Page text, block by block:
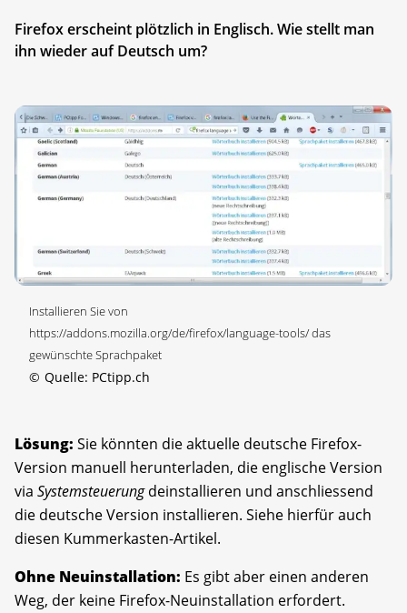
Firefox erscheint plötzlich in Englisch. Wie stellt man
ihn wieder auf Deutsch um?
Installieren Sie von
https://addons.mozilla.org/de/firefox/language-tools/ das
gewünschte Sprachpaket
© Quelle: PCtipp.ch
Lösung: Sie könnten die aktuelle deutsche Firefox-
Version manuell herunterladen, die englische Version
via Systemsteuerungdeinstallieren und anschliessend
die deutsche Version installieren. Siehe hierfür auch
diesen Kummerkasten-Artikel.
Ohne Neuinstallation: Es gibt aber einen anderen
Weg, der keine Firefox-Neuinstallation erfordert.